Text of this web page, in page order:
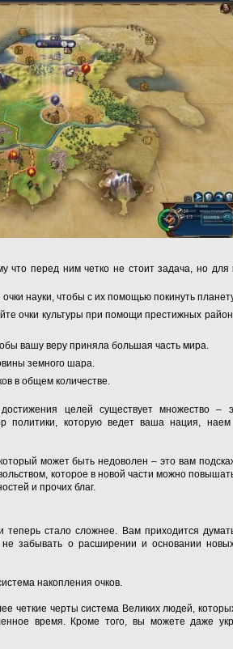
что перед ним четко не стоит задача, но
очки науки, чтобы с их помощью покинуть
очки культуры при помощи престижных
вашу веру приняла большая часть мира.
земного шара.
в общем количестве.
целей существует множество –
политики, которую ведет ваша нация,
может быть недоволен – это вам
которое в новой части можно
и прочих благ.
теперь стало сложнее. Вам приходится
не забывать о расширении и основании
накопления очков.
четкие черты система Великих людей,
время. Кроме того, вы можете даже